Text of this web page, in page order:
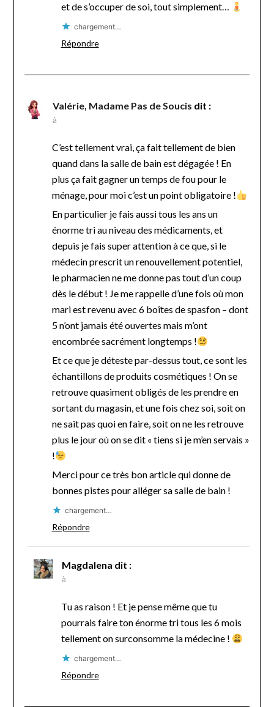
et de s’occuper de soi, tout simplement…
chargement…
Répondre
Valérie, Madame Pas de Soucis dit :
à
C’est tellement vrai, ça fait tellement de bien
quand dans la salle de bain est dégagée ! En
plus ça fait gagner un temps de fou pour le
ménage, pour moi c’est un point obligatoire !
En particulier je fais aussi tous les ans un
énorme tri au niveau des médicaments, et
depuis je fais super attention à ce que, si le
médecin prescrit un renouvellement potentiel,
le pharmacien ne me donne pas tout d’un coup
dès le début ! Je me rappelle d’une fois où mon
mari est revenu avec 6 boîtes de spasfon – dont
5 n’ont jamais été ouvertes mais m’ont
encombrée sacrément longtemps !
Et ce que je déteste par-dessus tout, ce sont les
échantillons de produits cosmétiques ! On se
retrouve quasiment obligés de les prendre en
sortant du magasin, et une fois chez soi, soit on
ne sait pas quoi en faire, soit on ne les retrouve
plus le jour où on se dit « tiens si je m’en servais »
!
Merci pour ce très bon article qui donne de
bonnes pistes pour alléger sa salle de bain !
chargement…
Répondre
Magdalena dit :
à
Tu as raison ! Et je pense même que tu
pourrais faire ton énorme tri tous les 6 mois
tellement on surconsomme la médecine !
chargement…
Répondre